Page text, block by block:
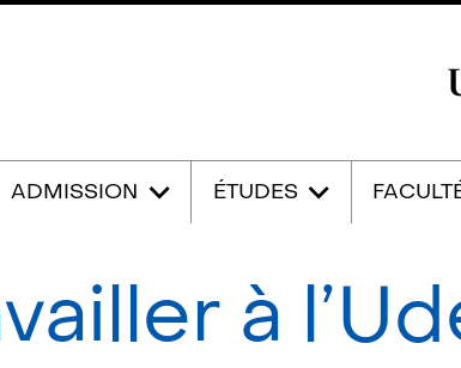
ADMISSION ÉTUDES
à